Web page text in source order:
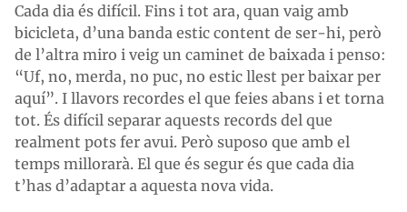
Cada dia és difícil. Fins i tot ara, quan vaig amb
bicicleta, d’una banda estic content de ser-hi, però
de l’altra miro i veig un caminet de baixada i penso:
“Uf, no, merda, no puc, no estic llest per baixar per
aquí”. I llavors recordes el que feies abans i et torna
tot. És difícil separar aquests records del que
realment pots fer avui. Però suposo que amb el
temps millorarà. El que és segur és que cada dia
t’has d’adaptar a aquesta nova vida.